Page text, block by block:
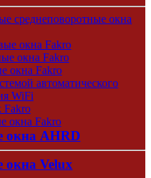
среднеповоротные окна
окна Fakro
окна Fakro
окна Fakro
автоматического
WiFi
окна Fakro
окна AHRD
Velux